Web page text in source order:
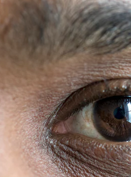
A plataforma criativa para você direcionar
seu melhor trabalho. Mais de 1 milhão de
assinantes entre criativos, empresas,